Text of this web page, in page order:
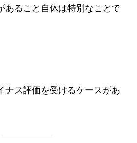
あること自体は特別なことで
ナス評価を受けるケースがあ